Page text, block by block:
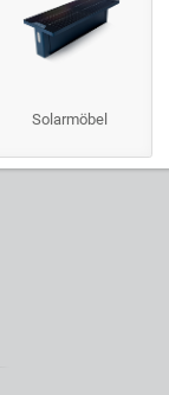
Solarmöbel